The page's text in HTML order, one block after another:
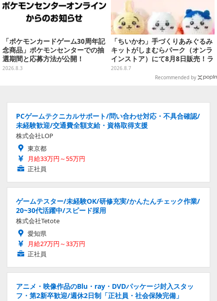
「ポケモンカードゲーム30周年記
念商品」ポケモンセンターでの抽
選期間と応募方法が公開！
2026.8.3
「ちいかわ」手づくりあみぐるみ
キットがしまむらパーク（オンラ
インストア）にて8月8日販売！ラ
インナップ全3種、初心者向きの
編み方で作れちゃう
2026.8.7
Recommended by
PCゲームテクニカルサポート/問い合わせ対応・不具合確認/
未経験歓迎/交通費全額支給・資格取得支援
株式会社LOP
東京都
月給33万円～55万円
正社員
ゲームテスター/未経験OK/研修充実/かんたんチェック作業/
20~30代活躍中/スピード採用
株式会社Tetote
愛知県
月給27万円～33万円
正社員
アニメ・映像作品のBlu・ray・DVDパッケージ封入スタッ
フ・第2新卒歓迎/週休2日制「正社員・社会保険完備」